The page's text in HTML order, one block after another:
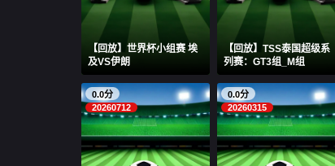
【回放】世界杯小组赛 埃
及VS伊朗
【回放】TSS泰国超级系
列赛：GT3组_M组
0.0分
20260712
0.0分
20260315